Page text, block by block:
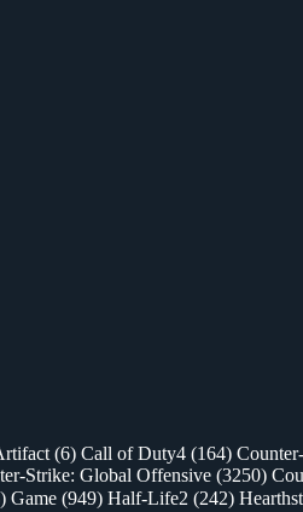
(6) Call of Duty4 (164)
Strike: Global Offensive (3250)
Game (949) Half-Life2 (242)